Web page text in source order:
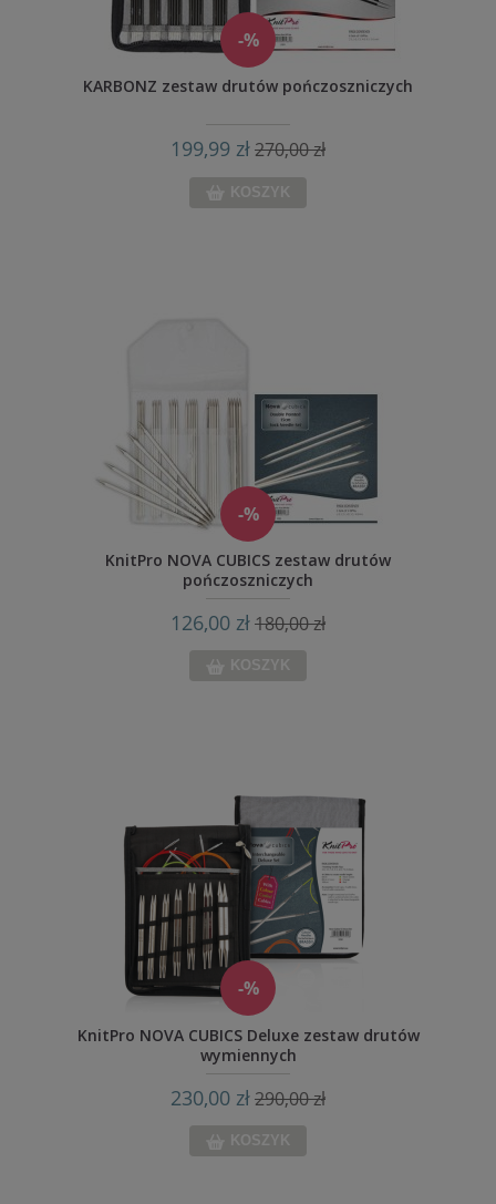
-%
KARBONZ zestaw drutów pończoszniczych
199,99 zł270,00 zł
KOSZYK
-%
KnitPro NOVA CUBICS zestaw drutów
pończoszniczych
126,00 zł180,00 zł
KOSZYK
-%
KnitPro NOVA CUBICS Deluxe zestaw drutów
wymiennych
230,00 zł290,00 zł
KOSZYK